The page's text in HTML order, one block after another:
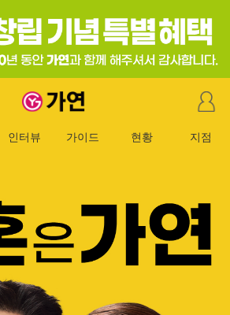
가연 결혼정보회사
마
이
이
인터뷰 가이드 현황 지점